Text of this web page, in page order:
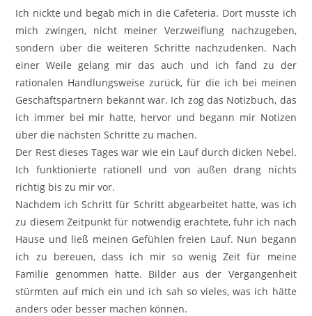
Ich nickte und begab mich in die Cafeteria. Dort musste ich
mich zwingen, nicht meiner Verzweiflung nachzugeben,
sondern über die weiteren Schritte nachzudenken. Nach
einer Weile gelang mir das auch und ich fand zu der
rationalen Handlungsweise zurück, für die ich bei meinen
Geschäftspartnern bekannt war. Ich zog das Notizbuch, das
ich immer bei mir hatte, hervor und begann mir Notizen
über die nächsten Schritte zu machen.
Der Rest dieses Tages war wie ein Lauf durch dicken Nebel.
Ich funktionierte rationell und von außen drang nichts
richtig bis zu mir vor.
Nachdem ich Schritt für Schritt abgearbeitet hatte, was ich
zu diesem Zeitpunkt für notwendig erachtete, fuhr ich nach
Hause und ließ meinen Gefühlen freien Lauf. Nun begann
ich zu bereuen, dass ich mir so wenig Zeit für meine
Familie genommen hatte. Bilder aus der Vergangenheit
stürmten auf mich ein und ich sah so vieles, was ich hätte
anders oder besser machen können.